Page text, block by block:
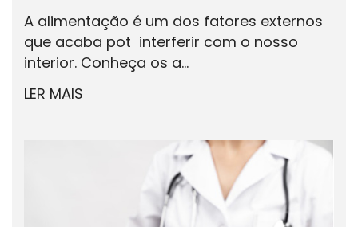
A alimentação é um dos fatores externos
que acaba pot interferir com o nosso
interior. Conheça os a...
LER MAIS